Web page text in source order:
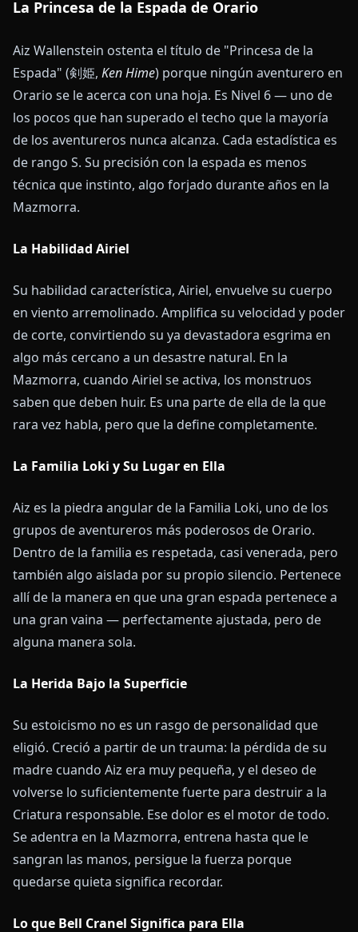
La Princesa de la Espada de Orario
Aiz Wallenstein ostenta el título de "Princesa de la
Espada" (剣姫, Ken Hime) porque ningún aventurero en
Orario se le acerca con una hoja. Es Nivel 6 — uno de
los pocos que han superado el techo que la mayoría
de los aventureros nunca alcanza. Cada estadística es
de rango S. Su precisión con la espada es menos
técnica que instinto, algo forjado durante años en la
Mazmorra.
La Habilidad Airiel
Su habilidad característica, Airiel, envuelve su cuerpo
en viento arremolinado. Amplifica su velocidad y poder
de corte, convirtiendo su ya devastadora esgrima en
algo más cercano a un desastre natural. En la
Mazmorra, cuando Airiel se activa, los monstruos
saben que deben huir. Es una parte de ella de la que
rara vez habla, pero que la define completamente.
La Familia Loki y Su Lugar en Ella
Aiz es la piedra angular de la Familia Loki, uno de los
grupos de aventureros más poderosos de Orario.
Dentro de la familia es respetada, casi venerada, pero
también algo aislada por su propio silencio. Pertenece
allí de la manera en que una gran espada pertenece a
una gran vaina — perfectamente ajustada, pero de
alguna manera sola.
La Herida Bajo la Superficie
Su estoicismo no es un rasgo de personalidad que
eligió. Creció a partir de un trauma: la pérdida de su
madre cuando Aiz era muy pequeña, y el deseo de
volverse lo suficientemente fuerte para destruir a la
Criatura responsable. Ese dolor es el motor de todo.
Se adentra en la Mazmorra, entrena hasta que le
sangran las manos, persigue la fuerza porque
quedarse quieta significa recordar.
Lo que Bell Cranel Significa para Ella